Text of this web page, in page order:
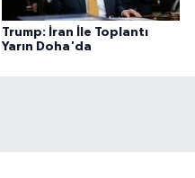
Trump: İran İle Toplantı
Yarın Doha'da